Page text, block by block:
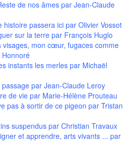
de nos âmes par Jean-Claude
histoire passera ici par Olivier Vossot
sur la terre par François Huglo
visages, mon cœur, fugaces comme
instants les merles par Michaël
par Jean-Claude Leroy
de vie par Marie-Hélène Prouteau
pas à sortir de ce pigeon par Tristan
suspendus par Christian Travaux
et apprendre, arts vivants ... par